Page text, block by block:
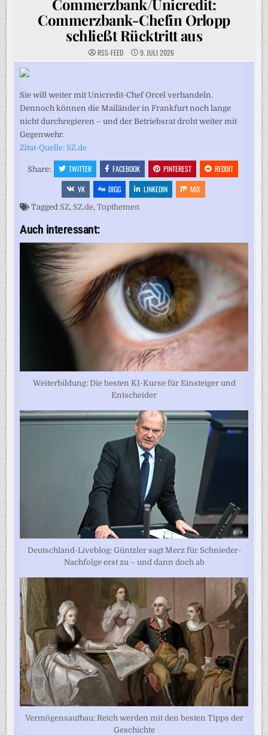
Commerzbank/Unicredit:
Commerzbank-Chefin Orlopp
schließt Rücktritt aus
RSS-FEED 9. JULI 2026
Sie will weiter mit Unicredit-Chef Orcel verhandeln.
Dennoch können die Mailänder in Frankfurt noch lange
nicht durchregieren – und der Betriebsrat droht weiter mit
Gegenwehr.
Zitat-Quelle: SZ.de
Share: TWITTER FACEBOOK PINTEREST
REDDIT
VK
DIGG LINKEDIN MIX
Tagged SZ, SZ.de,Topthemen
Auch interessant:
Weiterbildung: Die besten KI-Kurse für Einsteiger und
Entscheider
Deutschland-Liveblog: Güntzler sagt Merz für Schnieder-
Nachfolge erst zu – und dann doch ab
Vermögensaufbau: Reich werden mit den besten Tipps der
Geschichte